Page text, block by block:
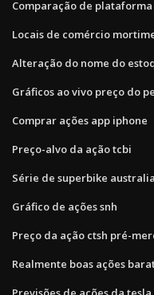
Comparação de
Locais de comércio
Alteração do nome do
Gráficos ao vivo preço do
Comprar ações app iphone
Preço-alvo da ação tcbi
Série de superbike
Gráfico de ações snh
Preço da ação ctsh pré-
Realmente boas ações